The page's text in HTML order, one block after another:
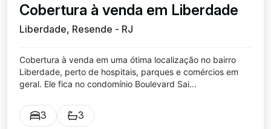
Cobertura à venda em Liberdade
Liberdade, Resende - RJ
Cobertura à venda em uma ótima localização no bairro
Liberdade, perto de hospitais, parques e comércios em
geral. Ele fica no condomínio Boulevard Sai...
3 3